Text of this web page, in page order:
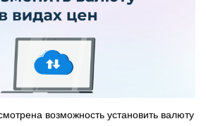
возможность установить валюту